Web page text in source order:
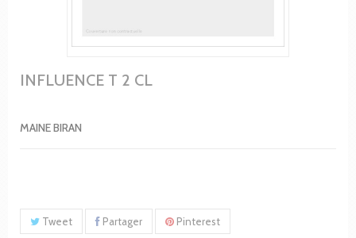
INFLUENCE T 2 CL
MAINE BIRAN
Tweet Partager Pinterest